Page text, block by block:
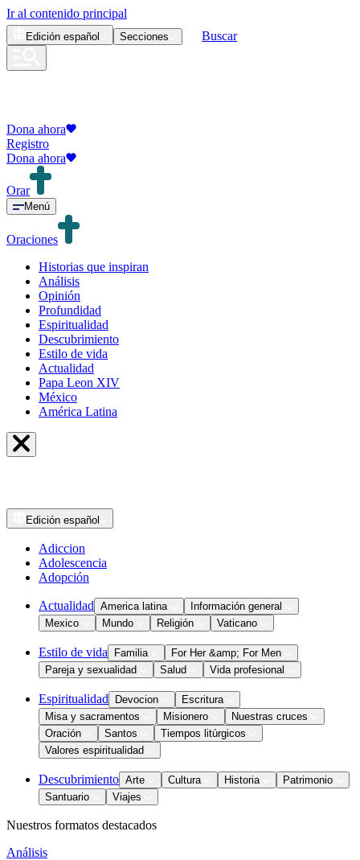
Ir al contenido principal
Edición español Secciones Buscar
Dona ahora
Registro
Dona ahora
Orar
Menú
Oraciones
Historias que inspiran
Análisis
Opinión
Profundidad
Espiritualidad
Descubrimiento
Estilo de vida
Actualidad
Papa Leon XIV
México
América Latina
Edición español
Adiccion
Adolescencia
Adopción
Actualidad America latina
Información general
Mexico
Mundo Religión Vaticano
Estilo de vida Familia
For Her &amp; For Men
Pareja y sexualidad
Salud Vida profesional
Espiritualidad Devocion
Escritura
Misa y sacramentos
Misionero
Nuestras cruces
Oración
Santos
Tiempos litúrgicos
Valores espiritualidad
Descubrimiento Arte Cultura Historia
Patrimonio
Santuario
Viajes
Nuestros formatos destacados
Análisis